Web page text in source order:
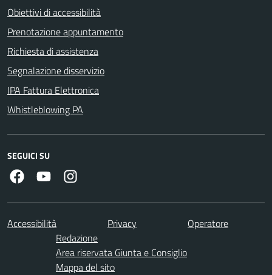
Obiettivi di accessibilità
Prenotazione appuntamento
Richiesta di assistenza
Segnalazione disservizio
IPA Fattura Elettronica
Whistleblowing PA
SEGUICI SU
FacebookYoutube
Accessibilità Privacy
Operatore
Redazione
Area riservata Giunta e Consiglio
Mappa del sito